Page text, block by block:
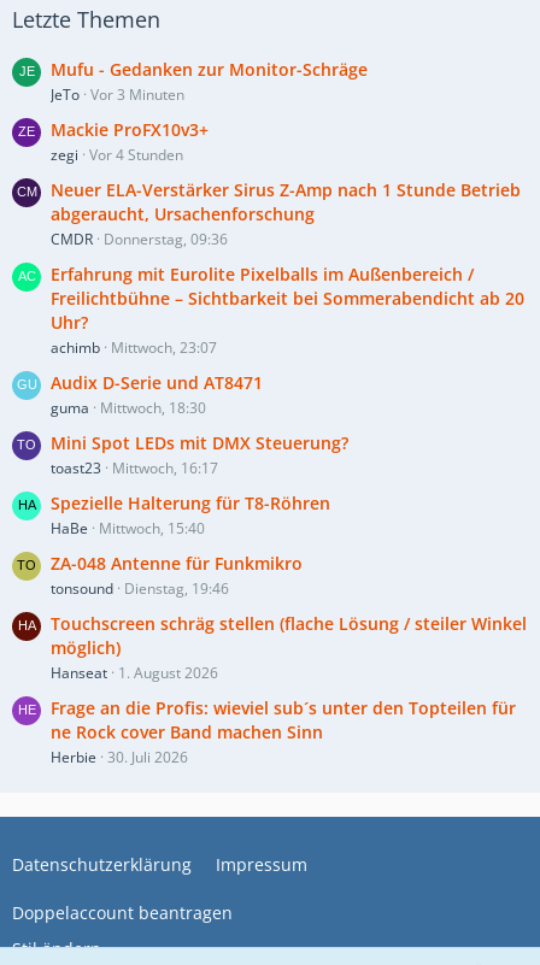
Letzte Themen
Mufu - Gedanken zur Monitor-Schräge
JeTo Vor 3 Minuten
Mackie ProFX10v3+
zegi Vor 4 Stunden
Neuer ELA-Verstärker Sirus Z-Amp nach 1 Stunde Betrieb
abgeraucht, Ursachenforschung
CMDR Donnerstag, 09:36
Erfahrung mit Eurolite Pixelballs im Außenbereich /
Freilichtbühne – Sichtbarkeit bei Sommerabendicht ab 20
Uhr?
achimb Mittwoch, 23:07
Audix D-Serie und AT8471
guma Mittwoch, 18:30
Mini Spot LEDs mit DMX Steuerung?
toast23 Mittwoch, 16:17
Spezielle Halterung für T8-Röhren
HaBe Mittwoch, 15:40
ZA-048 Antenne für Funkmikro
tonsound Dienstag, 19:46
Touchscreen schräg stellen (flache Lösung / steiler Winkel
möglich)
Hanseat 1. August 2026
Frage an die Profis: wieviel sub´s unter den Topteilen für
ne Rock cover Band machen Sinn
Herbie 30. Juli 2026
Stil ändern
Datenschutzerklärung Impressum
Doppelaccount beantragen